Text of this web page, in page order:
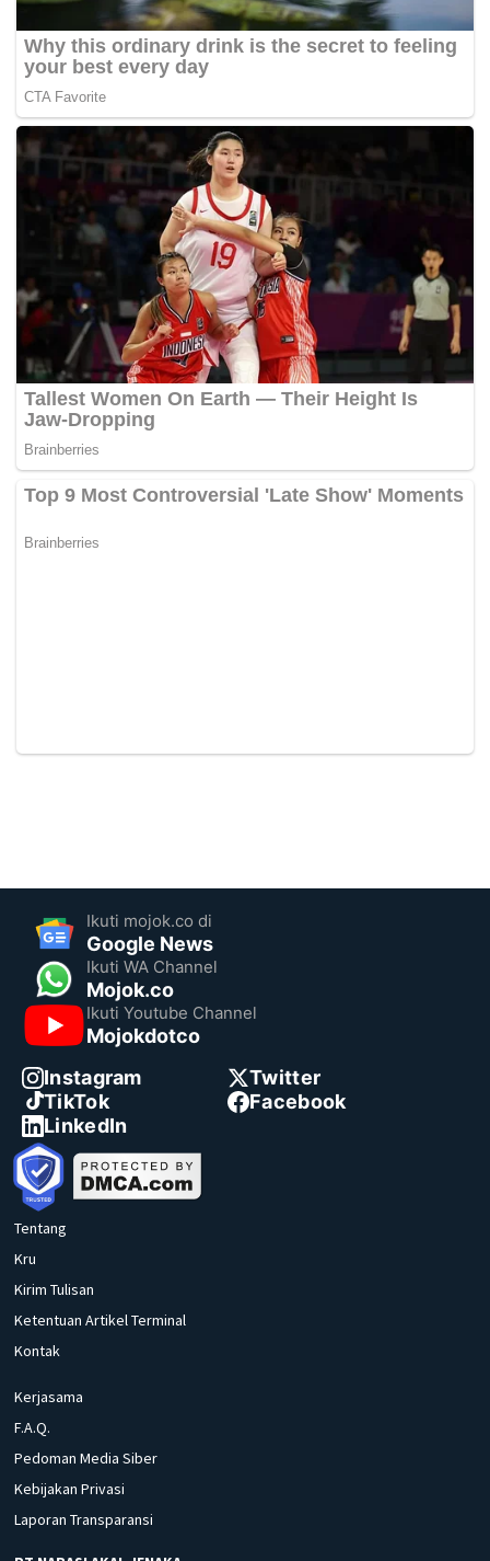
Ikuti mojok.co di
Google News
Ikuti WA Channel
Mojok.co
Ikuti Youtube Channel
Mojokdotco
Instagram
Twitter
TikTok
Facebook
LinkedIn
Tentang
Kru
Kirim Tulisan
Ketentuan Artikel Terminal
Kontak
Kerjasama
F.A.Q.
Pedoman Media Siber
Kebijakan Privasi
Laporan Transparansi